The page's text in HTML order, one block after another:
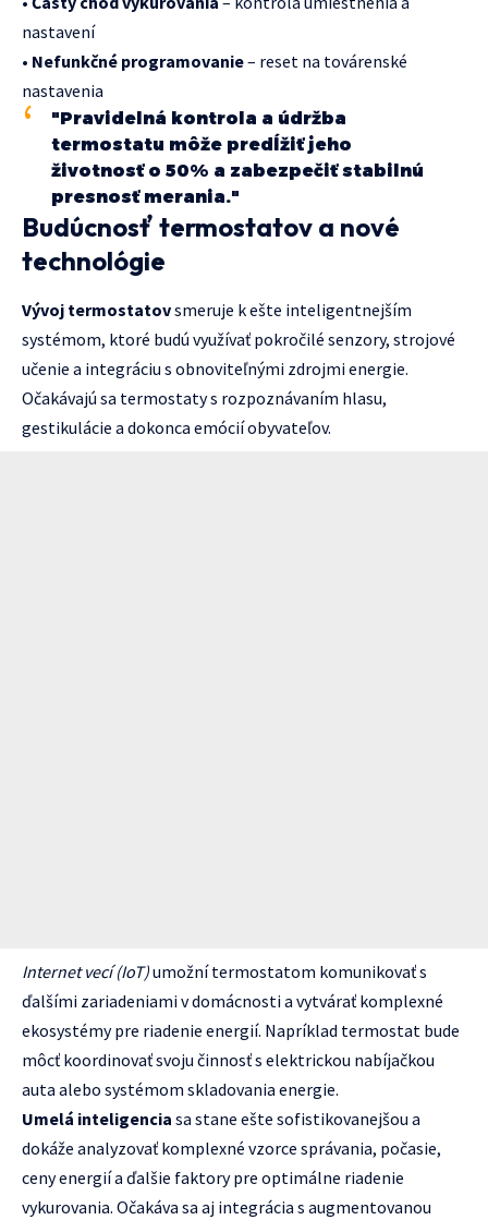
nastavení
• Nefunkčné programovanie– reset na továrenské
nastavenia
"Pravidelná kontrola a údržba
termostatu môže predĺžiť jeho
životnosť o 50% a zabezpečiť stabilnú
presnosť merania."
Budúcnosť termostatov a nové
technológie
Vývoj termostatovsmeruje k ešte inteligentnejším
systémom, ktoré budú využívať pokročilé senzory, strojové
učenie a integráciu s obnoviteľnými zdrojmi energie.
Očakávajú sa termostaty s rozpoznávaním hlasu,
gestikulácie a dokonca emócií obyvateľov.
Internet vecí (IoT)umožní termostatom komunikovať s
ďalšími zariadeniami v domácnosti a vytvárať komplexné
ekosystémy pre riadenie energií. Napríklad termostat bude
môcť koordinovať svoju činnosť s elektrickou nabíjačkou
auta alebo systémom skladovania energie.
Umelá inteligencia sa stane ešte sofistikovanejšou a
dokáže analyzovať komplexné vzorce správania, počasie,
ceny energií a ďalšie faktory pre optimálne riadenie
vykurovania. Očakáva sa aj integrácia s augmentovanou